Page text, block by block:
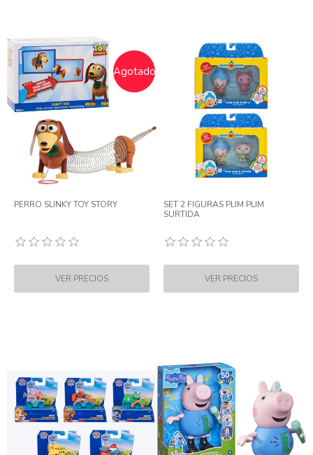
Agotado
PERRO SLINKY TOY STORY
SET 2 FIGURAS PLIM PLIM
SURTIDA